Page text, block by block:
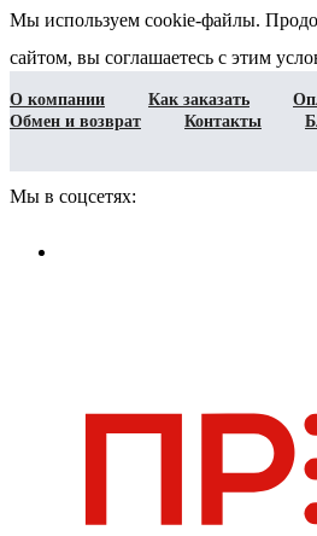
Мы используем cookie-файлы.
сайтом, вы соглашаетесь с этим
О компании Как заказать
Обмен и возврат
Контакты
Мы в соцсетях: